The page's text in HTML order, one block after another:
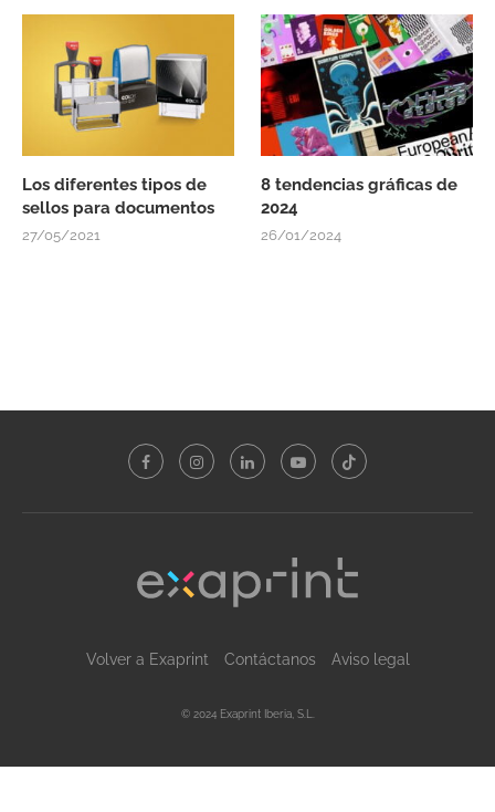
Los diferentes tipos de
sellos para documentos
27/05/2021
8 tendencias gráficas de
2024
26/01/2024
Volver a Exaprint Contáctanos Aviso legal
© 2024 Exaprint Iberia, S.L.